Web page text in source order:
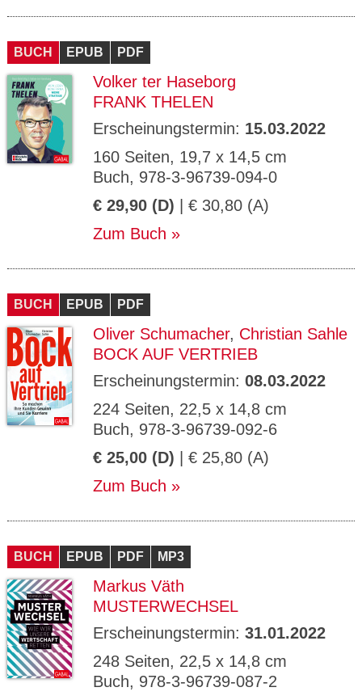
BUCH EPUB PDF
Volker ter Haseborg
FRANK THELEN
Erscheinungstermin: 15.03.2022
160 Seiten, 19,7 x 14,5 cm
Buch, 978-3-96739-094-0
€ 29,90 (D) | € 30,80 (A)
Zum Buch
BUCH EPUB PDF
Oliver Schumacher, Christian Sahle
BOCK AUF VERTRIEB
Erscheinungstermin: 08.03.2022
224 Seiten, 22,5 x 14,8 cm
Buch, 978-3-96739-092-6
€ 25,00 (D) | € 25,80 (A)
Zum Buch
BUCH EPUB PDF MP3
Markus Väth
MUSTERWECHSEL
Erscheinungstermin: 31.01.2022
248 Seiten, 22,5 x 14,8 cm
Buch, 978-3-96739-087-2